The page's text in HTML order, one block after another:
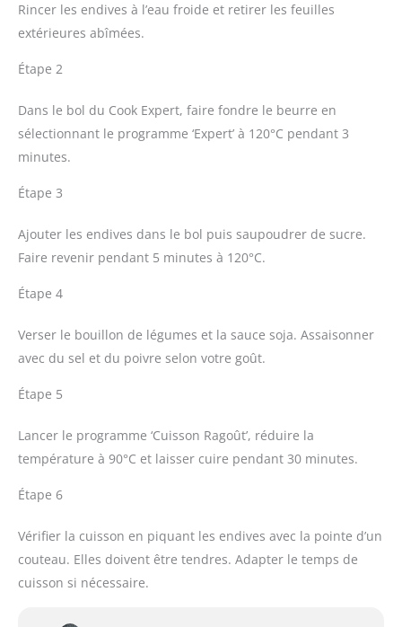
Rincer les endives à l’eau froide et retirer les feuilles
extérieures abîmées.
Étape 2
Dans le bol du Cook Expert, faire fondre le beurre en
sélectionnant le programme ‘Expert’ à 120°C pendant 3
minutes.
Étape 3
Ajouter les endives dans le bol puis saupoudrer de sucre.
Faire revenir pendant 5 minutes à 120°C.
Étape 4
Verser le bouillon de légumes et la sauce soja. Assaisonner
avec du sel et du poivre selon votre goût.
Étape 5
Lancer le programme ‘Cuisson Ragoût’, réduire la
température à 90°C et laisser cuire pendant 30 minutes.
Étape 6
Vérifier la cuisson en piquant les endives avec la pointe d’un
couteau. Elles doivent être tendres. Adapter le temps de
cuisson si nécessaire.